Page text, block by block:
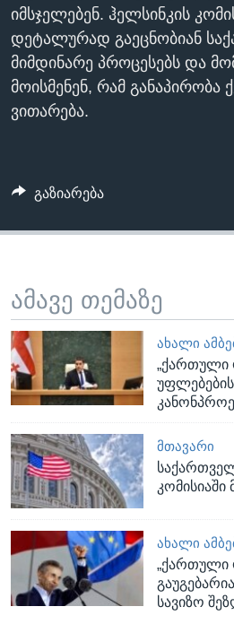
ᲓᲔᲖᲘᲜᲤᲝᲠᲛᲐᲪᲘᲐ
იმსჯელებენ. ჰელსინკის
დეტალურად გაეცნობიან
მიმდინარე პროცესებს და
მოისმენენ, რამ განაპირობა
ვითარება.
გაზიარება
ამავე თემაზე
ᲐᲮᲐᲚᲘ
„ქართული
ᲛᲗᲐᲕᲐᲠᲘ
კომისიაში
ᲐᲮᲐᲚᲘ
„ქართული
სავიზო